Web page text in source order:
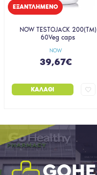
EΞΑΝΤΛΗΜΈΝΟ
NOW
NOW TESTOJACK 200(TM)
60Veg caps
39,67€
ΚΑΛΆΘΙ